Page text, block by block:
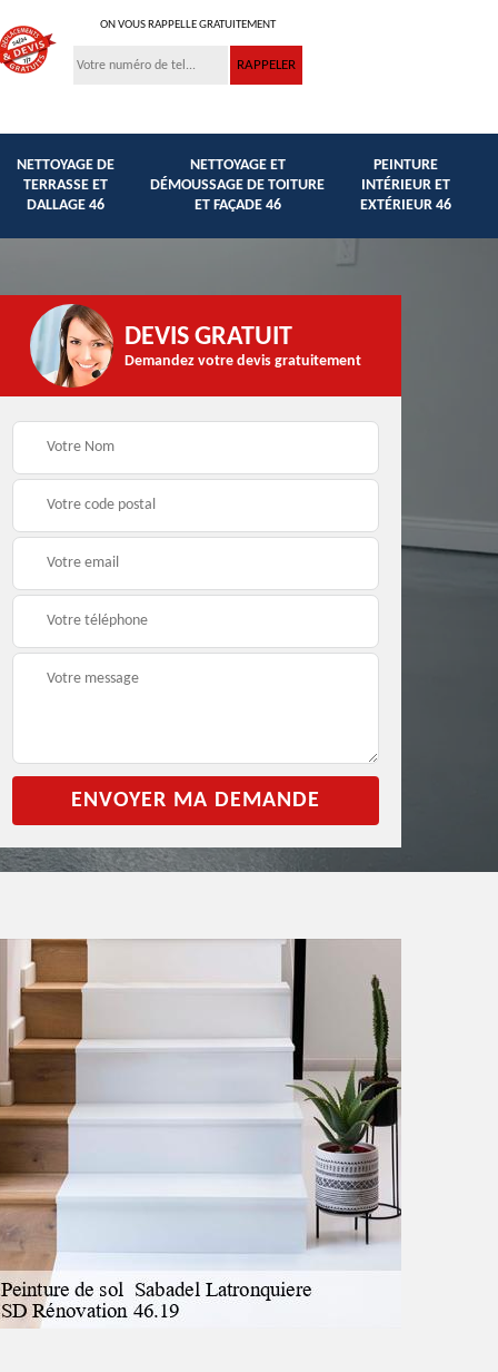
ON VOUS RAPPELLE GRATUITEMENT
NETTOYAGE DE
TERRASSE ET
DALLAGE 46
NETTOYAGE ET
DÉMOUSSAGE DE TOITURE
ET FAÇADE 46
PEINTURE
INTÉRIEUR ET
EXTÉRIEUR 46
toiture et façade 46
mousse façade,
toiture et murets 46
DEVIS GRATUIT
Demandez votre devis gratuitement